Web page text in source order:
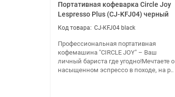
Портативная кофеварка Circle Joy
Lespresso Plus (CJ-KFJ04) черный
CJ-KFJ04 black
Профессиональная портативная
кофемашина "CIRCLE JOY" – Ваш
личный бариста где угодно!Мечтаете о
насыщенном эспрессо в походе, на р..